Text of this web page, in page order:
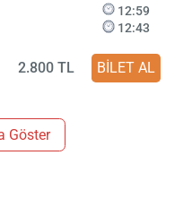
12:59
12:43
2.800 TL BİLET AL
Göster